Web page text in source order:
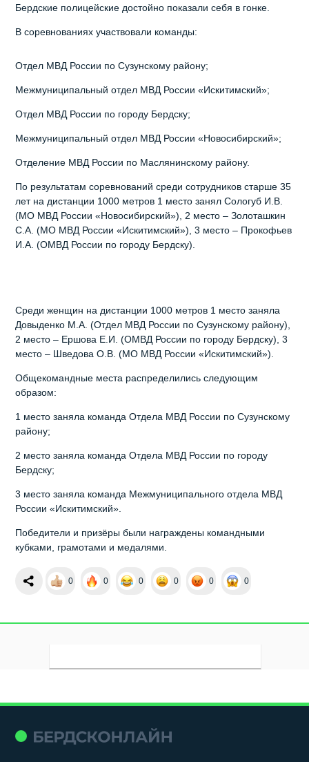
Бердские полицейские достойно показали себя в гонке.
В соревнованиях участвовали команды:
Отдел МВД России по Сузунскому району;
Межмуниципальный отдел МВД России «Искитимский»;
Отдел МВД России по городу Бердску;
Межмуниципальный отдел МВД России «Новосибирский»;
Отделение МВД России по Маслянинскому району.
По результатам соревнований среди сотрудников старше 35
лет на дистанции 1000 метров 1 место занял Сологуб И.В.
(МО МВД России «Новосибирский»), 2 место – Золоташкин
С.А. (МО МВД России «Искитимский»), 3 место – Прокофьев
И.А. (ОМВД России по городу Бердску).
Среди женщин на дистанции 1000 метров 1 место заняла
Довыденко М.А. (Отдел МВД России по Сузунскому району),
2 место – Ершова Е.И. (ОМВД России по городу Бердску), 3
место – Шведова О.В. (МО МВД России «Искитимский»).
Общекомандные места распределились следующим
образом:
1 место заняла команда Отдела МВД России по Сузунскому
району;
2 место заняла команда Отдела МВД России по городу
Бердску;
3 место заняла команда Межмуниципального отдела МВД
России «Искитимский».
Победители и призёры были награждены командными
кубками, грамотами и медалями.
0 0 0 0 0 0